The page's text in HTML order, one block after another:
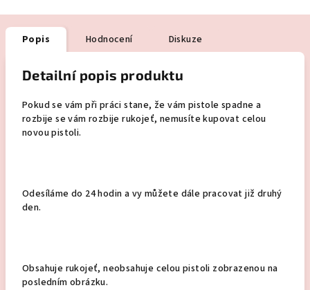
Popis Hodnocení Diskuze
Detailní popis produktu
Pokud se vám při práci stane, že vám pistole spadne a
rozbije se vám rozbije rukojeť, nemusíte kupovat celou
novou pistoli.
Odesíláme do 24 hodin a vy můžete dále pracovat již druhý
den.
Obsahuje rukojeť, neobsahuje celou pistoli zobrazenou na
posledním obrázku.